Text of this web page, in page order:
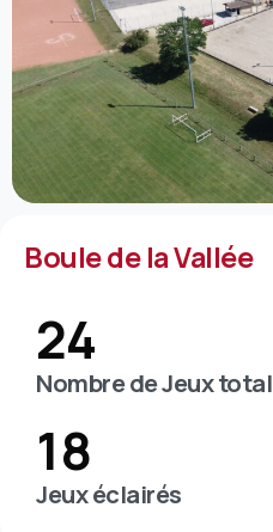
Boule de la Vallée
24
Nombre de Jeux total
18
Jeux éclairés